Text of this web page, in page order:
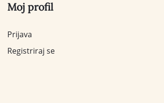
Moj profil
Prijava
Registriraj se